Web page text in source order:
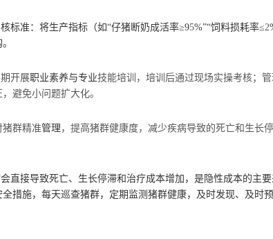
标准：将生产指标（如“仔猪断奶成活率≥95%”“饲料损耗率≤2
开展职业素养与专业技能培训，培训后通过现场实操考核；管
避免小问题扩大化。
猪群精准管理 ，提高猪群健康度，减少疾病导致的死亡和生长
直接导致死亡、生长停滞和治疗成本增加，是隐性成本的主
措施，每天巡查猪群，定期监测猪群健康，及时发现、及时